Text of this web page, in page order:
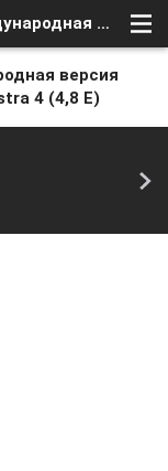
В конце ноября появиться международная версия Первого национально на спутнике Astra 4 (4,8 Е)
версия
4 (4,8 Е)